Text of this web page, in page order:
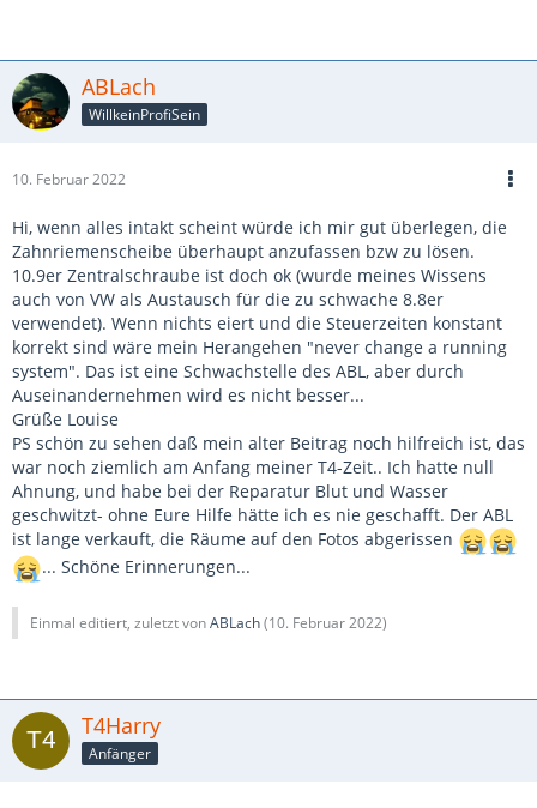
ABLach
WillkeinProfiSein
10. Februar 2022
Hi, wenn alles intakt scheint würde ich mir gut überlegen, die
Zahnriemenscheibe überhaupt anzufassen bzw zu lösen.
10.9er Zentralschraube ist doch ok (wurde meines Wissens
auch von VW als Austausch für die zu schwache 8.8er
verwendet). Wenn nichts eiert und die Steuerzeiten konstant
korrekt sind wäre mein Herangehen "never change a running
system". Das ist eine Schwachstelle des ABL, aber durch
Auseinandernehmen wird es nicht besser...
Grüße Louise
PS schön zu sehen daß mein alter Beitrag noch hilfreich ist, das
war noch ziemlich am Anfang meiner T4-Zeit.. Ich hatte null
Ahnung, und habe bei der Reparatur Blut und Wasser
geschwitzt- ohne Eure Hilfe hätte ich es nie geschafft. Der ABL
ist lange verkauft, die Räume auf den Fotos abgerissen
... Schöne Erinnerungen...
Einmal editiert, zuletzt vonABLach(10. Februar 2022)
T4Harry
Anfänger